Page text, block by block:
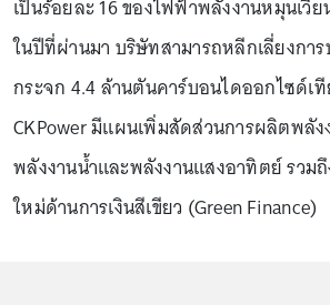
เป็นร้อยละ 16 ของไฟฟ้าพลังงานหมุนเวี
ในปีที่ผ่านมา บริษัทสามารถหลีกเลี่ยงกา
กระจก 4.4 ล้านตันคาร์บอนไดออกไซด์เ
CKPower มีแผนเพิ่มสัดส่วนการผลิตพลัง
พลังงานน้ำและพลังงานแสงอาทิตย์ รวมถึ
ใหม่ด้านการเงินสีเขียว (Green Finance)